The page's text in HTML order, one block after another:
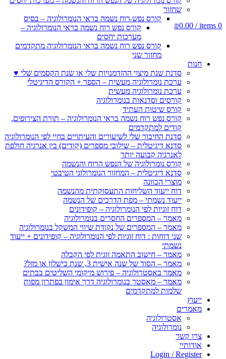
0
items
/
₪0.00
שחזור
קורס נפש רוח נשמה בראי הנומרולוגיה – בסיס
קורס נפש רוח נשמה בראי הנומרולוגיה –
מערכות יחסים
קורס נפש רוח נשמה בראי הנומרולוגיה מתקדמים
מחזור שני
חנות
סדנת שנת מיצוי ההזדמנויות שלי או שנת הקסמים שלי ♥
ערכת נומרולוגיה מעשית – הספר + הקורס הדיגיטלי
ערכת נומרולוגיה מעשית
קורסים וסדנאות בנומרולוגיה
קורס שיטות העתיד
קורס נפש רוח נשמה בראי הנומרולוגיה – תורת הצירופים,
קודים למתקדמים
סדנת החיבור שלי לשיעורים והעיתויים בחיי לפי הנומרולוגיה
סדנא דיגיטלית – שילובי מספרים (קודים) בין אנרגיה חולפת
לאנרגיה קבועה יותר
קורס נומרולוגיה של הנפש הרוח והנשמה
סדנא דיגיטלית – המחזור הנומרולוגי הטיבטי
מוצרי הכוונה
דוח ייעוד השליחות התעסוקתית מהנשמה
ייעוד נשמתי – מפת הדרכים של הנשמה
דוח זוגיות לפי הנומרולוגיה – קופידונים
מאמר – המספרים החסרים בנומרולוגיה
מאמר – המספרים של נקודת שיווי המשקל בנומרולוגיה
שני דוחות : דוח זוגיות לפי הנומרולוגיה – קופידונים + ייעוד
נשמתי
מאמר – חישוב התאמה זוגית לפי הקבלה
מאמר – הסוד של שנה אישית 3, שנת כישלון או מזל?
מאמר באסטרולוגיה – פירוש מיקומי השליטים בבתים
מאמר – מאסטר בנומרולוגיה דרך אימון בפתרון מפות
שלמות למתקדמים
ייעוץ
מאמרים
אסטרולוגיה
נומרולוגיה
צרו קשר
אודותיי
Login / Register